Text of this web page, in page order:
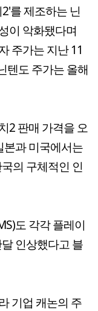
를 제조하는 닌
이 악화됐다며
주가는 지난 11
텐도 주가는 올해
2 판매 가격을 오
본과 미국에서는
의 구체적인 인
도 각각 플레이
인상했다고 블
기업 캐논의 주